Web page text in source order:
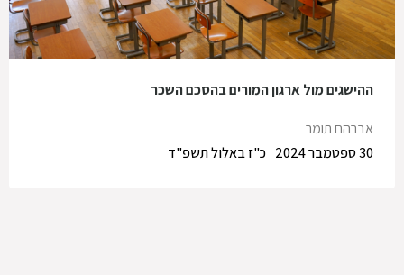
ההישגים מול ארגון המורים בהסכם השכר
אברהם תומר
כ"ז באלול תשפ"ד
30 ספטמבר 2024